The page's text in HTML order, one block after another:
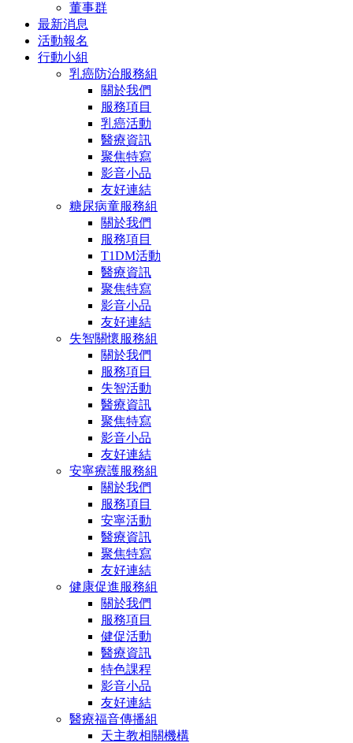
董事群
最新消息
活動報名
行動小組
乳癌防治服務組
關於我們
服務項目
乳癌活動
醫療資訊
聚焦特寫
影音小品
友好連結
糖尿病童服務組
關於我們
服務項目
T1DM活動
醫療資訊
聚焦特寫
影音小品
友好連結
失智關懷服務組
關於我們
服務項目
失智活動
醫療資訊
聚焦特寫
影音小品
友好連結
安寧療護服務組
關於我們
服務項目
安寧活動
醫療資訊
聚焦特寫
友好連結
健康促進服務組
關於我們
服務項目
健促活動
醫療資訊
特色課程
影音小品
友好連結
醫療福音傳播組
天主教相關機構